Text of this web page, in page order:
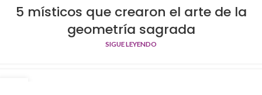
OCT5 místicos que crearon el arte de la
geometría sagrada
SIGUE LEYENDO